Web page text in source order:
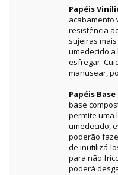
Papéis
acabamento
resistência
sujeiras
umedecido
esfregar.
manusear,
Papéis Base
base
permite uma
umedecido,
poderão
de inutilizá-
para não
poderá